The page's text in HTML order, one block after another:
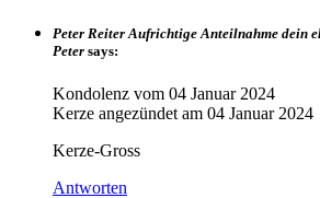
Peter Reiter Aufrichtige Anteilnahme dein
Peter says:
Kondolenz vom 04 Januar 2024
Kerze angezündet am 04 Januar 2024
Kerze-Gross
Antworten